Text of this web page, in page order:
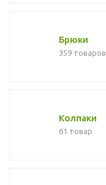
Брюки
359 товаров
Колпаки
61 товар